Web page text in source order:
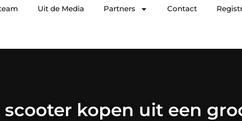
Uit de Media Partners Contact
scooter kopen uit een